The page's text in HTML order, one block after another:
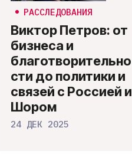
РАССЛЕДОВАНИЯ
Виктор Петров: от
бизнеса и
благотворительно
сти до политики и
связей с Россией и
Шором
24 ДЕК 2025